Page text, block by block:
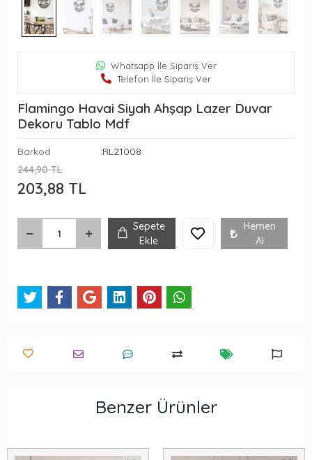
Whatsapp İle Sipariş Ver
Telefon İle Sipariş Ver
Flamingo Havai Siyah Ahşap Lazer Duvar
Dekoru Tablo Mdf
Barkod
:RL21008
244,90 TL
203,88 TL
Sepete
Ekle
Hemen
Al
Benzer Ürünler